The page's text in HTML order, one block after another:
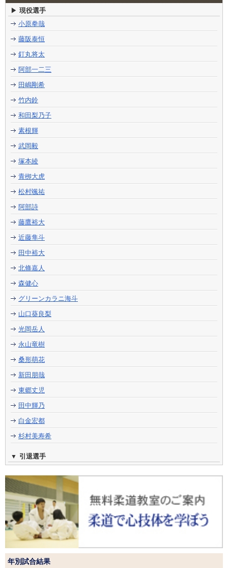
現役選手
小原拳哉
藤阪泰恒
釘丸将太
阿部一二三
田嶋剛希
竹内鈴
和田梨乃子
素根輝
武岡毅
塚本綾
青栁大虎
松村颯祐
阿部詩
藤鷹裕大
近藤隼斗
田中裕大
北條嘉人
森健心
グリーンカラニ海斗
山口葵良梨
光岡岳人
永山竜樹
桑形萌花
新田朋哉
東郷丈児
田中輝乃
白金宏都
杉村美寿希
引退選手
年別試合結果